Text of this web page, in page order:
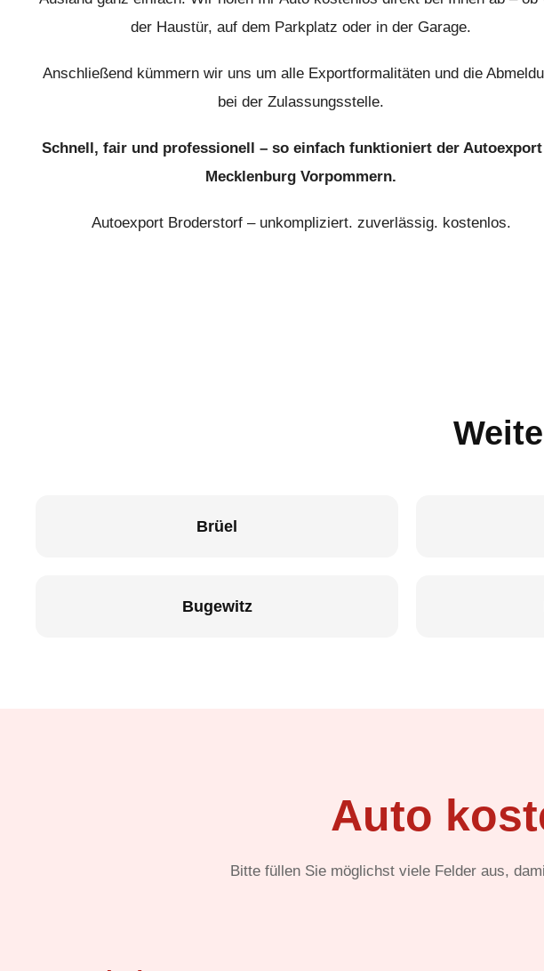
der Haustür, auf dem Parkplatz oder in der Garage.
Anschließend kümmern wir uns um alle Exportformalitäten und die
bei der Zulassungsstelle.
Schnell, fair und professionell – so einfach funktioniert der
Mecklenburg Vorpommern.
Autoexport Broderstorf – unkompliziert. zuverlässig. kostenlos.
Brüel
Bugewitz
Auto
Bitte füllen Sie möglichst viele Felder aus,